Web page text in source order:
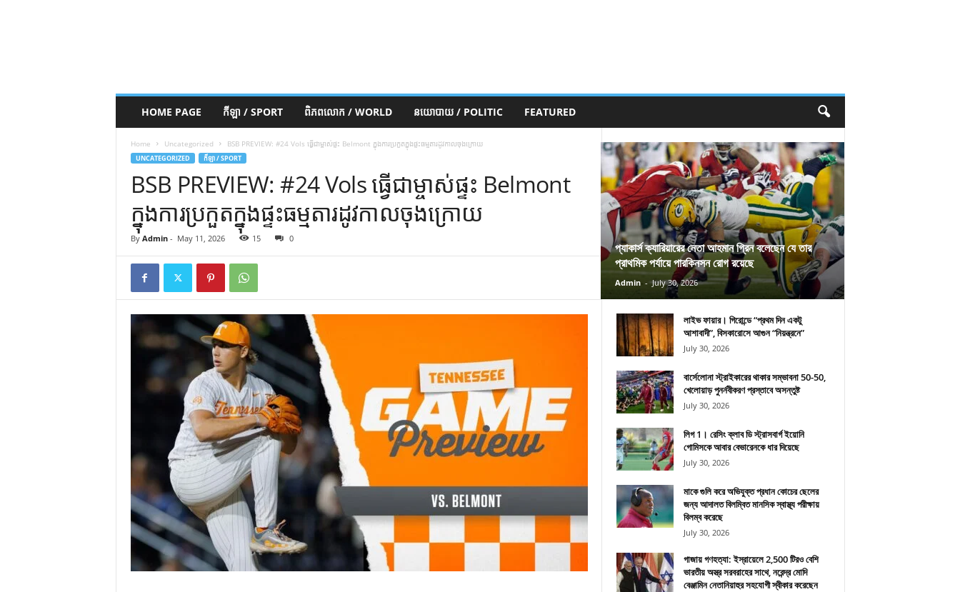
HOME PAGE កីឡា / SPORT ពិភពលោក / WORLD នយោបាយ / POLITIC FEATURED
Home Uncategorized BSB PREVIEW: #24 Vols ធ្វើជាម្ចាស់ផ្ទះ Belmont ក្នុងការប្រកួតក្នុងផ្ទះធម្មតារដូវកាលចុងក្រោយ
UNCATEGORIZED កីឡា / SPORT
BSB PREVIEW: #24 Vols ធ្វើជាម្ចាស់ផ្ទះ Belmont
ក្នុងការប្រកួតក្នុងផ្ទះធម្មតារដូវកាលចុងក្រោយ
By Admin- May 11, 2026 15 0
প্যাকার্স ক্যারিয়ারের নেতা আহমান গ্রিন বলেছেন যে তার
প্রাথমিক পর্যায়ে পারকিনসন রোগ রয়েছে
Admin - July 30, 2026
লাইভ ফায়ার। গিরোন্ডে “প্রথম দিন একটু
আশাবাদী”, বিসকারোসে আগুন “নিয়ন্ত্রনে”
July 30, 2026
বার্সেলোনা স্ট্রাইকারের থাকার সম্ভাবনা 50-50,
খেলোয়াড় পুনর্নবীকরণ প্রস্তাবে অসন্তুষ্ট
July 30, 2026
লিগ 1। রেসিং ক্লাব ডি স্ট্রাসবার্গ ইয়োনি
গোমিসকে আবার বেভারেনকে ধার দিয়েছে
July 30, 2026
মাকে গুলি করে অভিযুক্ত প্রধান কোচের ছেলের
জন্য আদালত বিলম্বিত মানসিক স্বাস্থ্য পরীক্ষায়
বিলম্ব করেছে
July 30, 2026
গাজায় গণহত্যা: ইস্রায়েলে 2,500 টিরও বেশি
ভারতীয় অস্ত্র সরবরাহের সাথে, নরেন্দ্র মোদি
বেঞ্জামিন নেতানিয়াহুর সহযোগী স্বীকার করেছেন